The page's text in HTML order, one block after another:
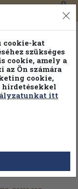
0
közül
példányt
cookie-kat
szükséges
cookie, amely a
az Ön számára
cookie,
hirdetésekkel
itt